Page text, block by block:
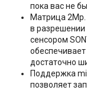
пока вас не
Матрица
в разрешении
сенсором
достаточно
Поддержка
позволяет